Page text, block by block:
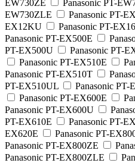
EW730ZE Panasonic PT-
EW730ZLE
Panasonic PT-
EX12KU
Panasonic PT-
Panasonic PT-EX500E
PT-EX500U
Panasonic PT-
Panasonic PT-EX510E
Panasonic PT-EX510T
PT-EX510UL
Panasonic PT-
Panasonic PT-EX600E
Panasonic PT-EX600U
PT-EX610E
Panasonic PT-
EX620E
Panasonic PT-
Panasonic PT-EX800ZE
Panasonic PT-EX800ZLE